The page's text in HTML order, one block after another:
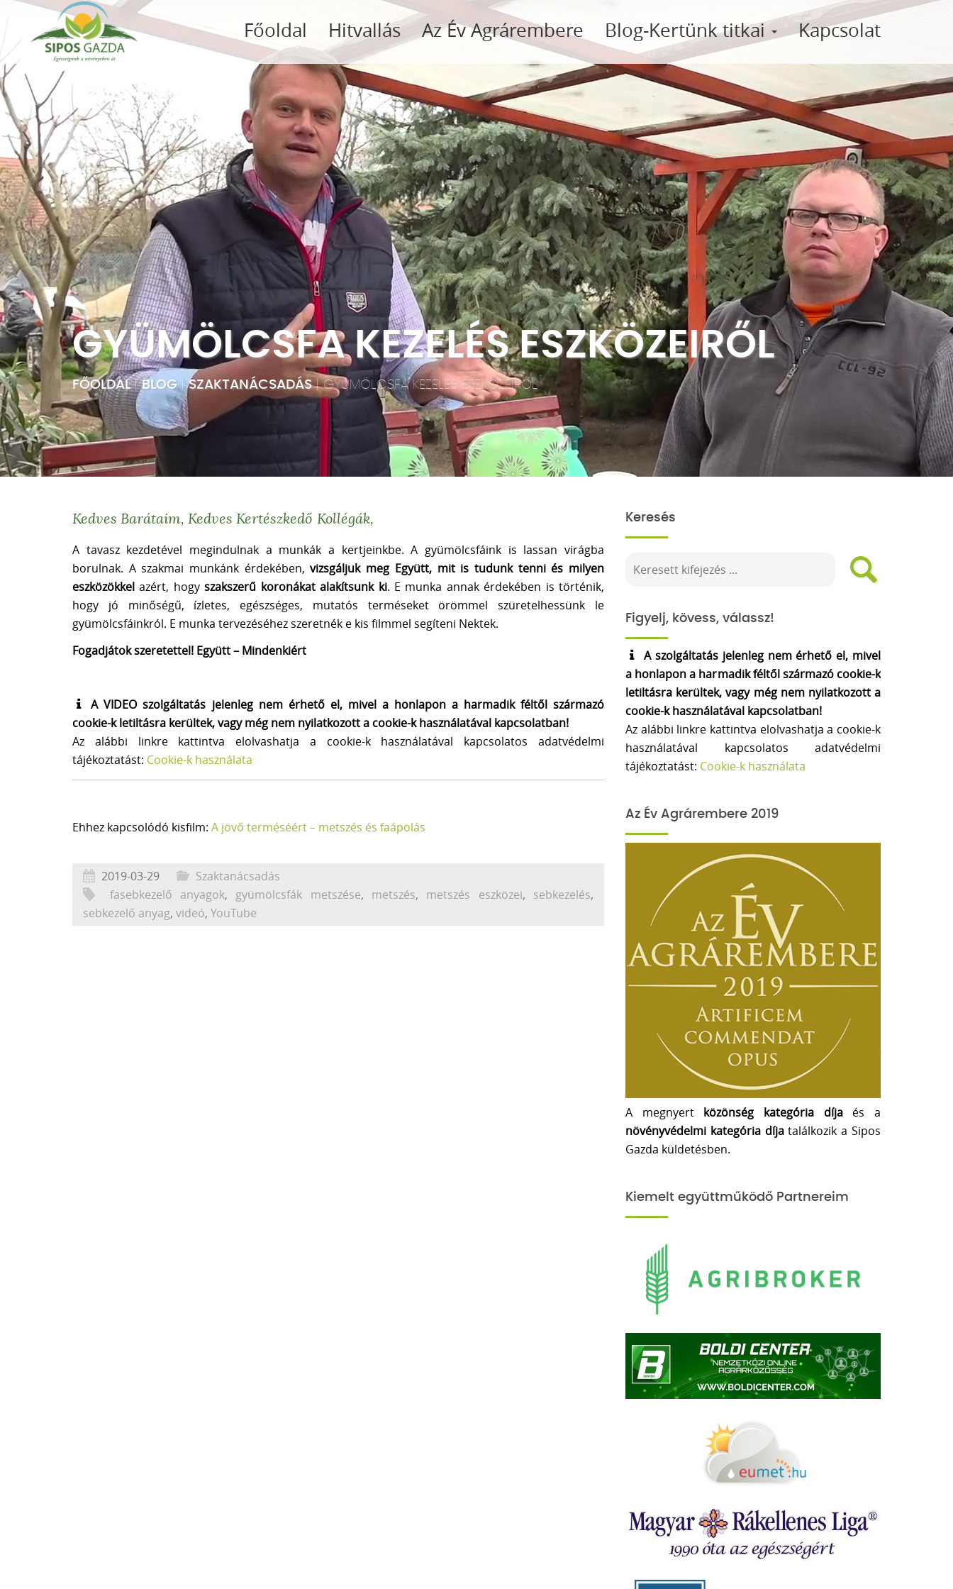
Főoldal Hitvallás Az Év Agrárembere Blog-Kertünk titkai Kapcsolat
GYÜMÖLCSFA KEZELÉS ESZKÖZEIRŐL
FŐOLDAL|BLOG|SZAKTANÁCSADÁS|GYÜMÖLCSFA KEZELÉS ESZKÖZEIRŐL
Kedves Barátaim, Kedves Kertészkedő Kollégák,
A tavasz kezdetével megindulnak a munkák a kertjeinkbe. A gyümölcsfáink is lassan virágba
borulnak. A szakmai munkánk érdekében,vizsgáljuk meg Együtt, mit is tudunk tenni és milyen
eszközökkel azért, hogyszakszerű koronákat alakítsunk ki. E munka annak érdekében is történik,
hogy jó minőségű, ízletes, egészséges, mutatós terméseket örömmel szüretelhessünk le
gyümölcsfáinkról. E munka tervezéséhez szeretnék e kis filmmel segíteni Nektek.
Fogadjátok szeretettel! Együtt – Mindenkiért
A VIDEO szolgáltatás jelenleg nem érhető el, mivel a honlapon a harmadik féltől származó
cookie-k letiltásra kerültek, vagy még nem nyilatkozott a cookie-k használatával kapcsolatban!
Az alábbi linkre kattintva elolvashatja a cookie-k használatával kapcsolatos adatvédelmi
tájékoztatást: Cookie-k használata
Ehhez kapcsolódó kisfilm: A jövő terméséért – metszés és faápolás
2019-03-29
Szaktanácsadás
fasebkezelő anyagok, gyümölcsfák metszése, metszés, metszés eszközei, sebkezelés,
sebkezelő anyag, videó, YouTube
Keresés
Figyelj, kövess, válassz!
A szolgáltatás jelenleg nem érhető el, mivel
a honlapon a harmadik féltől származó cookie-k
letiltásra kerültek, vagy még nem nyilatkozott a
cookie-k használatával kapcsolatban!
Az alábbi linkre kattintva elolvashatja a cookie-k
használatával kapcsolatos adatvédelmi
tájékoztatást: Cookie-k használata
Az Év Agrárembere 2019
A megnyert közönség kategória díjaés a
növényvédelmi kategória díjatalálkozik a Sipos
Gazda küldetésben.
Kiemelt együttműködő Partnereim